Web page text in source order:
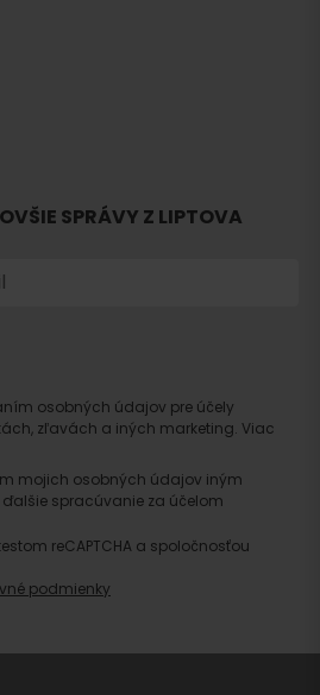
SPRÁVY Z LIPTOVA
osobných údajov pre účely
zľavách a iných marketing. Viac
mojich osobných údajov iným
spracúvanie za účelom
reCAPTCHA a spoločnosťou
podmienky